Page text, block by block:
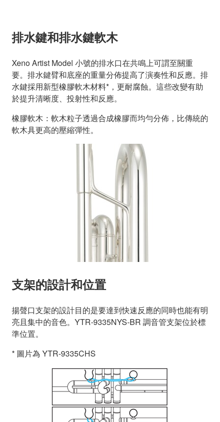
排水鍵和排水鍵軟木
Xeno Artist Model 小號的排水口在共鳴上可謂至關重
要。排水鍵臂和底座的重量分佈提高了演奏性和反應。排
水鍵採用新型橡膠軟木材料*，更耐腐蝕。這些改變有助
於提升清晰度、投射性和反應。
橡膠軟木：軟木粒子透過合成橡膠而均勻分佈，比傳統的
軟木具更高的壓縮彈性。
支架的設計和位置
揚聲口支架的設計目的是要達到快速反應的同時也能有明
亮且集中的音色。YTR-9335NYS-BR 調音管支架位於標
準位置。
* 圖片為 YTR-9335CHS